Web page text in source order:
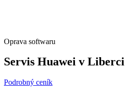
Oprava softwaru
Servis Huawei v Liberci
Podrobný ceník